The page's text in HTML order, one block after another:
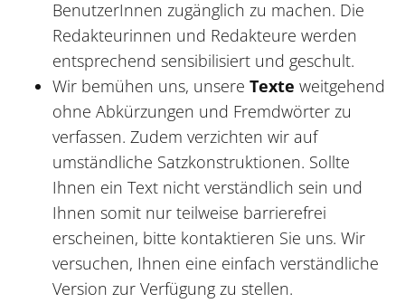
BenutzerInnen zugänglich zu machen. Die
Redakteurinnen und Redakteure werden
entsprechend sensibilisiert und geschult.
Wir bemühen uns, unsere Texte weitgehend
ohne Abkürzungen und Fremdwörter zu
verfassen. Zudem verzichten wir auf
umständliche Satzkonstruktionen. Sollte
Ihnen ein Text nicht verständlich sein und
Ihnen somit nur teilweise barrierefrei
erscheinen, bitte kontaktieren Sie uns. Wir
versuchen, Ihnen eine einfach verständliche
Version zur Verfügung zu stellen.